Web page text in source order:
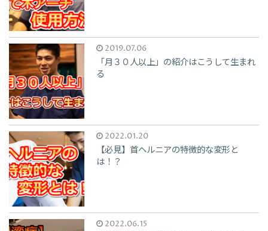
2019.07.06
「月３０人以上」の紹介はこうして生まれ
る
2022.01.20
【必見】首ヘルニアの特徴的な変形と
は！？
2022.06.15